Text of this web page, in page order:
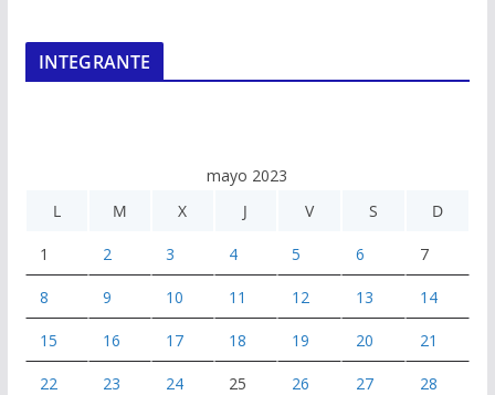
INTEGRANTE
mayo 2023
L
M X J V S D
1 2 3 4 5 6 7
8 9 10 11 12 13 14
15 16 17 18 19 20 21
22 23 24 25 26 27 28